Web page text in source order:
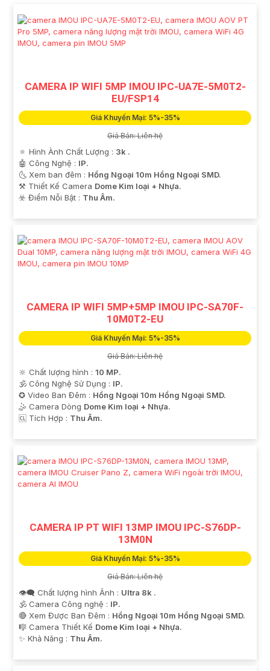
điều kiện thời tiết. ️Với camera wifi 360 ngoài trời, bạn
có thể yên tâm mà không cần lo lắng về việc bị xâm
nhập hoặc mất trội tài sản.
CAMERA IP WIFI 5MP IMOU IPC-UA7E-5M0T2-
EU/FSP14
Giá Khuyến Mại: 5%-35%
Giá Bán: Liên hệ
🔅 Hình Ành Chất Lượng : 3k .
🤖️ Công Nghệ : IP.
🌜 Xem ban đêm : Hồng Ngoại 10m Hồng Ngoại SMD.
⚒ Thiết Kế Camera Dome Kim loại + Nhựa.
️☣️ Điểm Nỗi Bật : Thu Âm.
CAMERA IP WIFI 5MP+5MP IMOU IPC-SA70F-
10M0T2-EU
Giá Khuyến Mại: 5%-35%
Giá Bán: Liên hệ
🔆 Chất lượng hình : 10 MP.
🕉️ Công Nghệ Sử Dụng : IP.
✪ Video Ban Đêm : Hồng Ngoại 10m Hồng Ngoại SMD.
🤹 Camera Dòng Dome Kim loại + Nhựa.
️🆑 Tích Hợp : Thu Âm.
CAMERA IP PT WIFI 13MP IMOU IPC-S76DP-
13M0N
Giá Khuyến Mại: 5%-35%
Giá Bán: Liên hệ
👁️‍🗨 Chất lượng hình Ảnh : Ultra 8k .
🕉️ Camera Công nghệ : IP.
🔴 Xem Được Ban Đêm : Hồng Ngoại 10m Hồng Ngoại SMD.
🎼️ Camera Thiết Kế Dome Kim loại + Nhựa.
️✨ Khả Năng : Thu Âm.